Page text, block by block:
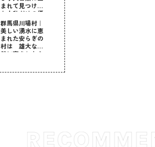
まれて見つけ
た！私だけの優
しい自分時間
群馬県川場村｜
美しい湧水に恵
まれた安らぎの
村は 雄大な自
然に育まれた心